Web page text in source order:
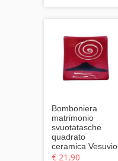
Bomboniera
matrimonio
svuotatasche
quadrato
ceramica Vesuvio
€ 21,90